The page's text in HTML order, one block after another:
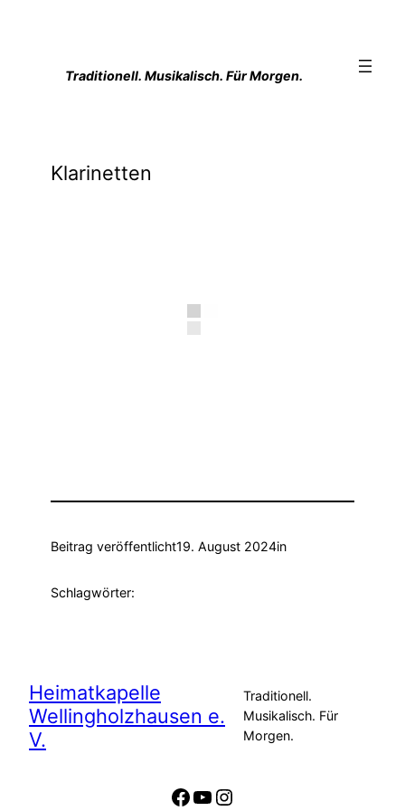
Traditionell. Musikalisch. Für Morgen.
Klarinetten
Beitrag veröffentlicht19. August 2024in
Schlagwörter:
Heimatkapelle
Wellingholzhausen e.
V.
Traditionell.
Musikalisch. Für
Morgen.
Facebook
YouTube
Instagram